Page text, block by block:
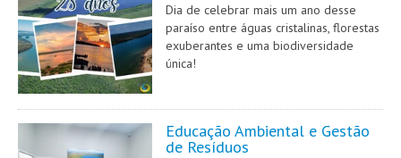
Dia de celebrar mais um ano desse
paraíso entre águas cristalinas, florestas
exuberantes e uma biodiversidade
única!
Educação Ambiental e Gestão
de Resíduos